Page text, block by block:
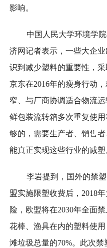
影响。
中国人民大学环境学
济网记者表示，一些大企
识到减少塑料的重要性，
京东在2016年的瘦身行动
窄、与厂商协调适合物流
鲜包装流转箱多次重复使
够的，需要生产者、销售
能真正实现这些行业的减塑
李岩提到，国外的禁
盟实施限塑收费后，2018
险，欧盟将在2030年全面
花棒、渔具在内的塑料使
滩垃圾总量的70%。此次